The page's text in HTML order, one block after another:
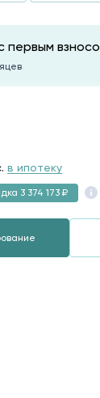
первым
в ипотеку
3 374 173 ₽